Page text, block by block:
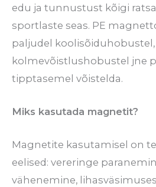
edu ja tunnustust kõigi
sportlaste seas. PE
paljudel koolisõiduhobustel,
kolmevõistlushobustel jne
tipptasemel võistelda.
Miks kasutada magnetit?
Magnetite kasutamisel on
eelised: vereringe
vähenemine,